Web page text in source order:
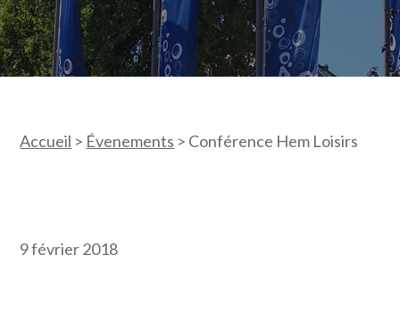
Accueil > Évenements > Conférence Hem Loisirs
9 février 2018